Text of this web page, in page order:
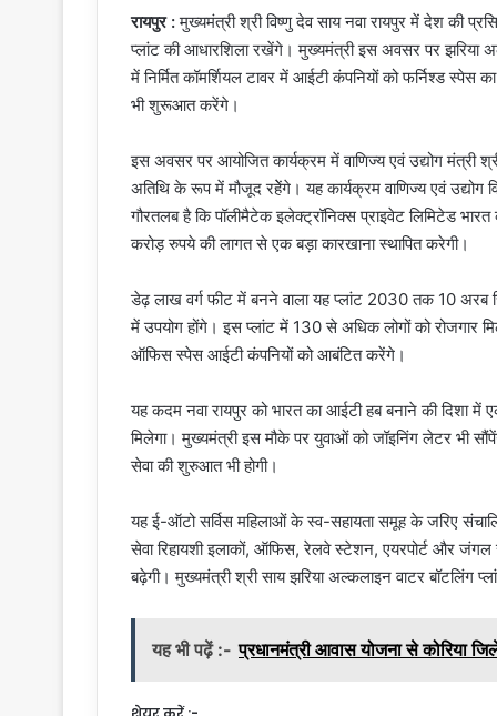
रायपुर :मुख्यमंत्री श्री विष्णु देव साय नवा रायपुर में देश की
प्लांट की आधारशिला रखेंगे। मुख्यमंत्री इस अवसर पर झरिया
में निर्मित कॉमर्शियल टावर में आईटी कंपनियों को फर्निश्ड
भी शुरूआत करेंगे।
इस अवसर पर आयोजित कार्यक्रम में वाणिज्य एवं उद्योग मंत्री
अतिथि के रूप में मौजूद रहेेंगे। यह कार्यक्रम वाणिज्य एवं उद्योग
गौरतलब है कि पॉलीमैटेक इलेक्ट्रॉनिक्स प्राइवेट लिमिटेड
करोड़ रुपये की लागत से एक बड़ा कारखाना स्थापित करेगी।
डेढ़ लाख वर्ग फीट में बनने वाला यह प्लांट 2030 तक 10 अरब
में उपयोग होंगे। इस प्लांट में 130 से अधिक लोगों को रोजगार
ऑफिस स्पेस आईटी कंपनियों को आबंटित करेंगे।
यह कदम नवा रायपुर को भारत का आईटी हब बनाने की दिशा में
मिलेगा। मुख्यमंत्री इस मौके पर युवाओं को जॉइनिंग लेटर भी
सेवा की शुरुआत भी होगी।
यह ई-ऑटो सर्विस महिलाओं के स्व-सहायता समूह के जरिए
सेवा रिहायशी इलाकों, ऑफिस, रेलवे स्टेशन, एयरपोर्ट और
बढ़ेगी। मुख्यमंत्री श्री साय झरिया अल्कलाइन वाटर बॉटलिंग
यह भी पढ़ें :- प्रधानमंत्री आवास योजना से कोरिया